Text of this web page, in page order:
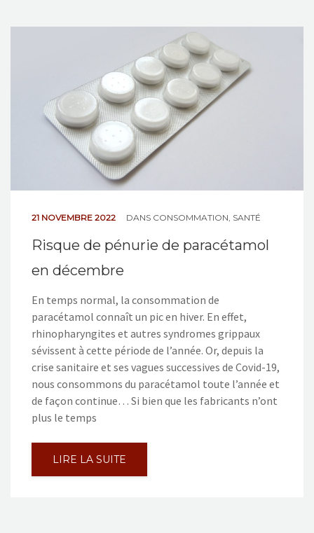
21 NOVEMBRE 2022 DANS CONSOMMATION, SANTÉ
Risque de pénurie de paracétamol
en décembre
En temps normal, la consommation de
paracétamol connaît un pic en hiver. En effet,
rhinopharyngites et autres syndromes grippaux
sévissent à cette période de l’année. Or, depuis la
crise sanitaire et ses vagues successives de Covid-19,
nous consommons du paracétamol toute l’année et
de façon continue… Si bien que les fabricants n’ont
plus le temps
LIRE LA SUITE